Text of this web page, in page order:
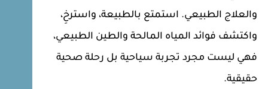
والعلاج الطبيعي. استمتع بالطبيعة، واسترخِ،
واكتشف فوائد المياه المالحة والطين الطبيعي،
فهي ليست مجرد تجربة سياحية بل رحلة صحية
حقيقية.